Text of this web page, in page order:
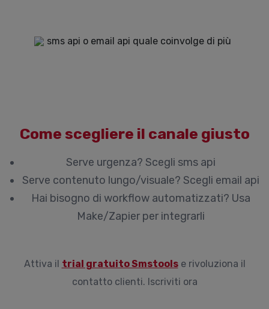
Come scegliere il canale giusto
Serve urgenza? Scegli sms api
Serve contenuto lungo/visuale? Scegli email api
Hai bisogno di workflow automatizzati? Usa
Make/Zapier per integrarli
Attiva il trial gratuito Smstoolse rivoluziona il
contatto clienti. Iscriviti ora